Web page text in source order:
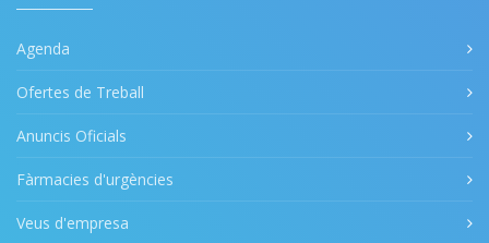
Agenda
Ofertes de Treball
Anuncis Oficials
Fàrmacies d'urgències
Veus d'empresa